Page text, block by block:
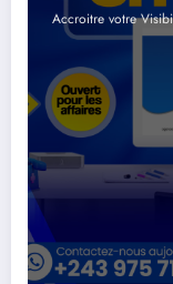
Accroitre votre